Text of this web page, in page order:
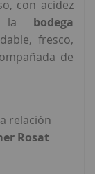
con acidez
la bodega
fresco,
de
relación
Rosat